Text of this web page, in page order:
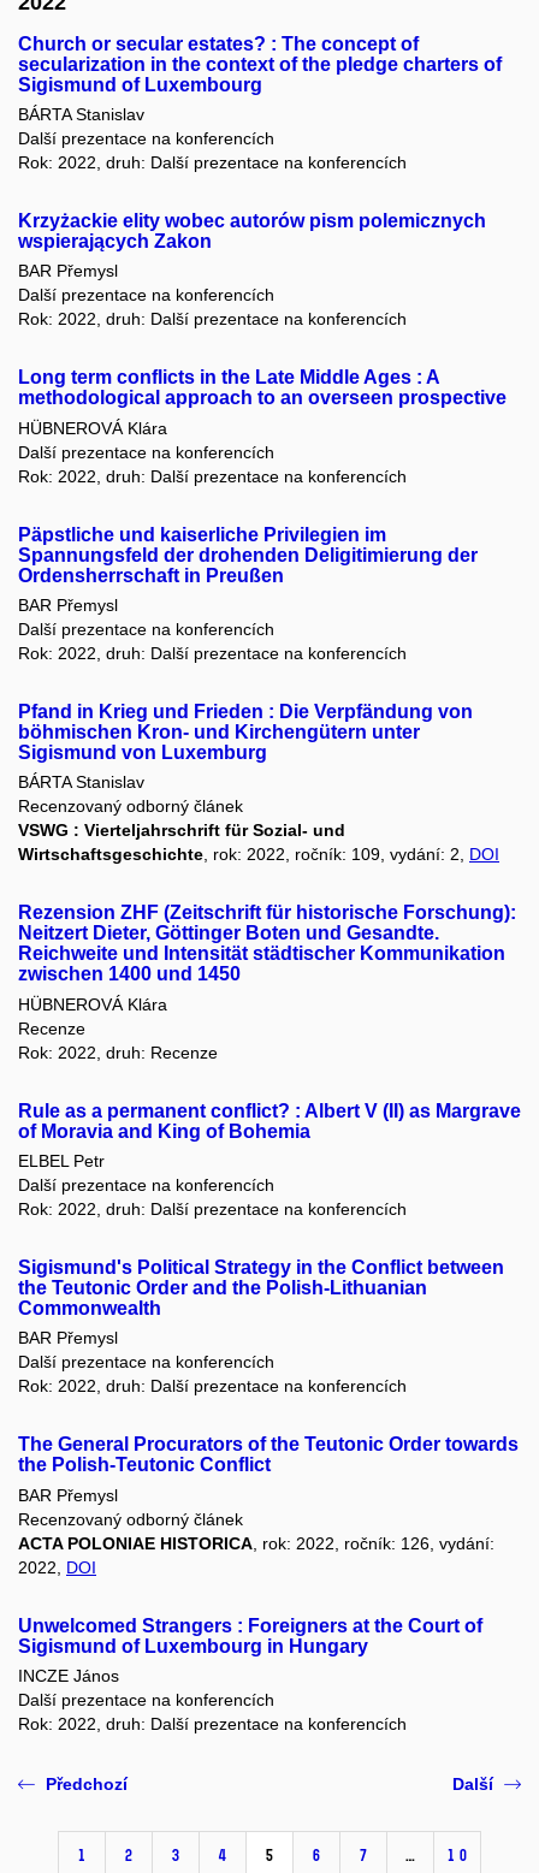
Church or secular estates? : The concept of
secularization in the context of the pledge charters of
Sigismund of Luxembourg
BÁRTA Stanislav
Další prezentace na konferencích
Rok: 2022, druh: Další prezentace na konferencích
Krzyżackie elity wobec autorów pism polemicznych
wspierających Zakon
BAR Přemysl
Další prezentace na konferencích
Rok: 2022, druh: Další prezentace na konferencích
Long term conflicts in the Late Middle Ages : A
methodological approach to an overseen prospective
HÜBNEROVÁ Klára
Další prezentace na konferencích
Rok: 2022, druh: Další prezentace na konferencích
Päpstliche und kaiserliche Privilegien im
Spannungsfeld der drohenden Deligitimierung der
Ordensherrschaft in Preußen
BAR Přemysl
Další prezentace na konferencích
Rok: 2022, druh: Další prezentace na konferencích
Pfand in Krieg und Frieden : Die Verpfändung von
böhmischen Kron- und Kirchengütern unter
Sigismund von Luxemburg
BÁRTA Stanislav
Recenzovaný odborný článek
VSWG : Vierteljahrschrift für Sozial- und
Wirtschaftsgeschichte, rok: 2022, ročník: 109, vydání: 2, DOI
Rezension ZHF (Zeitschrift für historische Forschung):
Neitzert Dieter, Göttinger Boten und Gesandte.
Reichweite und Intensität städtischer Kommunikation
zwischen 1400 und 1450
HÜBNEROVÁ Klára
Recenze
Rok: 2022, druh: Recenze
Rule as a permanent conflict? : Albert V (II) as Margrave
of Moravia and King of Bohemia
ELBEL Petr
Další prezentace na konferencích
Rok: 2022, druh: Další prezentace na konferencích
Sigismund's Political Strategy in the Conflict between
the Teutonic Order and the Polish-Lithuanian
Commonwealth
BAR Přemysl
Další prezentace na konferencích
Rok: 2022, druh: Další prezentace na konferencích
The General Procurators of the Teutonic Order towards
the Polish-Teutonic Conflict
BAR Přemysl
Recenzovaný odborný článek
ACTA POLONIAE HISTORICA , rok: 2022, ročník: 126, vydání:
2022, DOI
Unwelcomed Strangers : Foreigners at the Court of
Sigismund of Luxembourg in Hungary
INCZE János
Další prezentace na konferencích
Rok: 2022, druh: Další prezentace na konferencích
Předchozí
1 2 3 4 5 6 7 … 10
Další